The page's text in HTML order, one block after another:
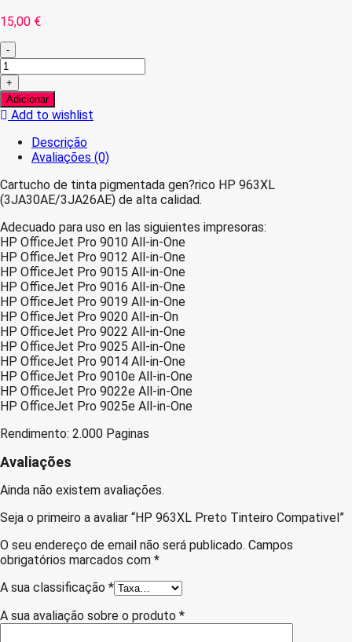
15,00 €
-
Quantidade
de
HP
963XL
Preto
Tinteiro
Compativel
+
Adicionar
Add to wishlist
Descrição
Avaliações (0)
Cartucho de tinta pigmentada gen?rico HP 963XL
(3JA30AE/3JA26AE) de alta calidad.
Adecuado para uso en las siguientes impresoras:
HP OfficeJet Pro 9010 All-in-One
HP OfficeJet Pro 9012 All-in-One
HP OfficeJet Pro 9015 All-in-One
HP OfficeJet Pro 9016 All-in-One
HP OfficeJet Pro 9019 All-in-One
HP OfficeJet Pro 9020 All-in-On
HP OfficeJet Pro 9022 All-in-One
HP OfficeJet Pro 9025 All-in-One
HP OfficeJet Pro 9014 All-in-One
HP OfficeJet Pro 9010e All-in-One
HP OfficeJet Pro 9022e All-in-One
HP OfficeJet Pro 9025e All-in-One
Rendimento: 2.000 Paginas
Avaliações
Ainda não existem avaliações.
Seja o primeiro a avaliar “HP 963XL Preto Tinteiro Compativel”
O seu endereço de email não será publicado. Campos
obrigatórios marcados com *
A sua classificação *
A sua avaliação sobre o produto *